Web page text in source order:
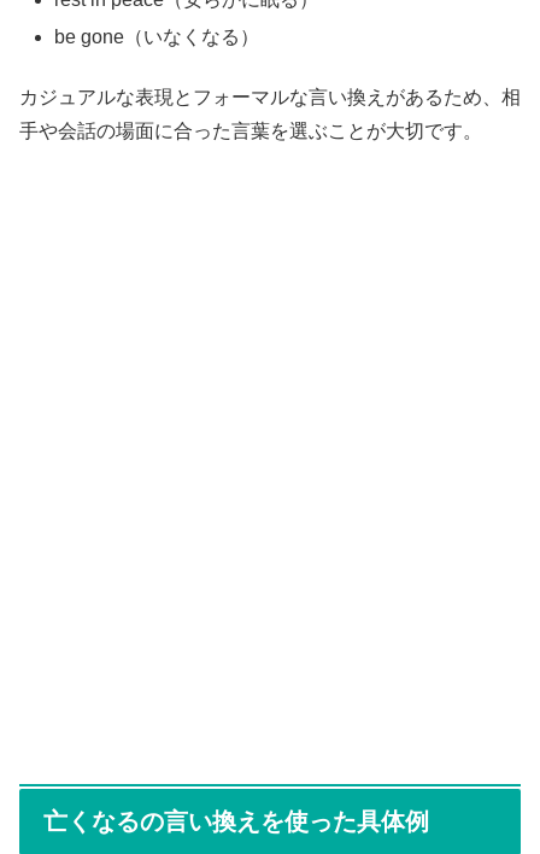
be gone（いなくなる）
カジュアルな表現とフォーマルな言い換えがあるため、相
手や会話の場面に合った言葉を選ぶことが大切です。
亡くなるの言い換えを使った具体例